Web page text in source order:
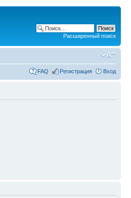
Расширенный поиск
FAQ Регистрация Вход